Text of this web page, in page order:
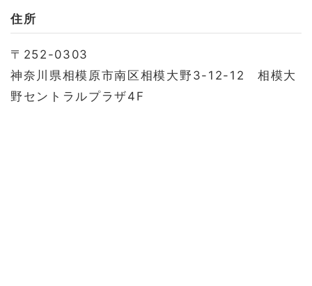
利用規約
住所
〒252-0303
神奈川県相模原市南区相模大野3-12-12 相模大
野セントラルプラザ4F